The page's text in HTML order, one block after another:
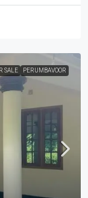
SALE PERUMBAVOOR